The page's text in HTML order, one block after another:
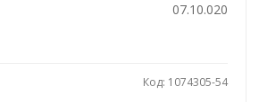
07.10.020
Код: 1074305-54